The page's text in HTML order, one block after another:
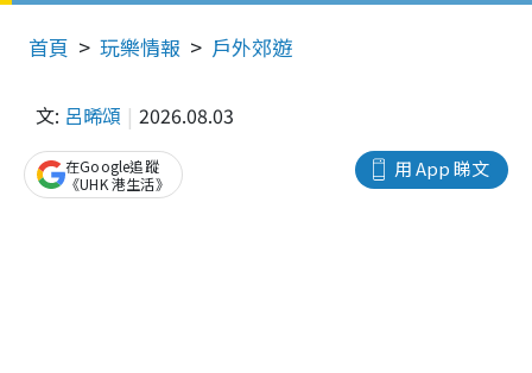
首頁 玩樂情報 戶外郊遊
文: 呂晞頌 2026.08.03
用 App 睇文
在Google追蹤
《UHK 港生活》